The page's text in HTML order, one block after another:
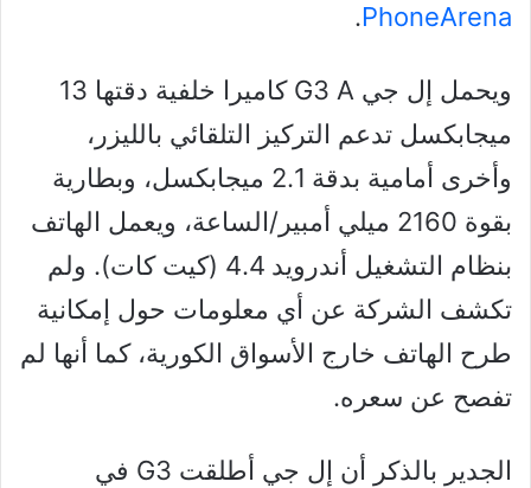
PhoneArena
.
ويحمل إل جي G3 A كاميرا خلفية دقتها 13
ميجابكسل تدعم التركيز التلقائي بالليزر،
وأخرى أمامية بدقة 2.1 ميجابكسل، وبطارية
بقوة 2160 ميلي أمبير/الساعة، ويعمل الهاتف
بنظام التشغيل أندرويد 4.4 (كيت كات). ولم
تكشف الشركة عن أي معلومات حول إمكانية
طرح الهاتف خارج الأسواق الكورية، كما أنها لم
تفصح عن سعره.
الجدير بالذكر أن إل جي أطلقت G3 في